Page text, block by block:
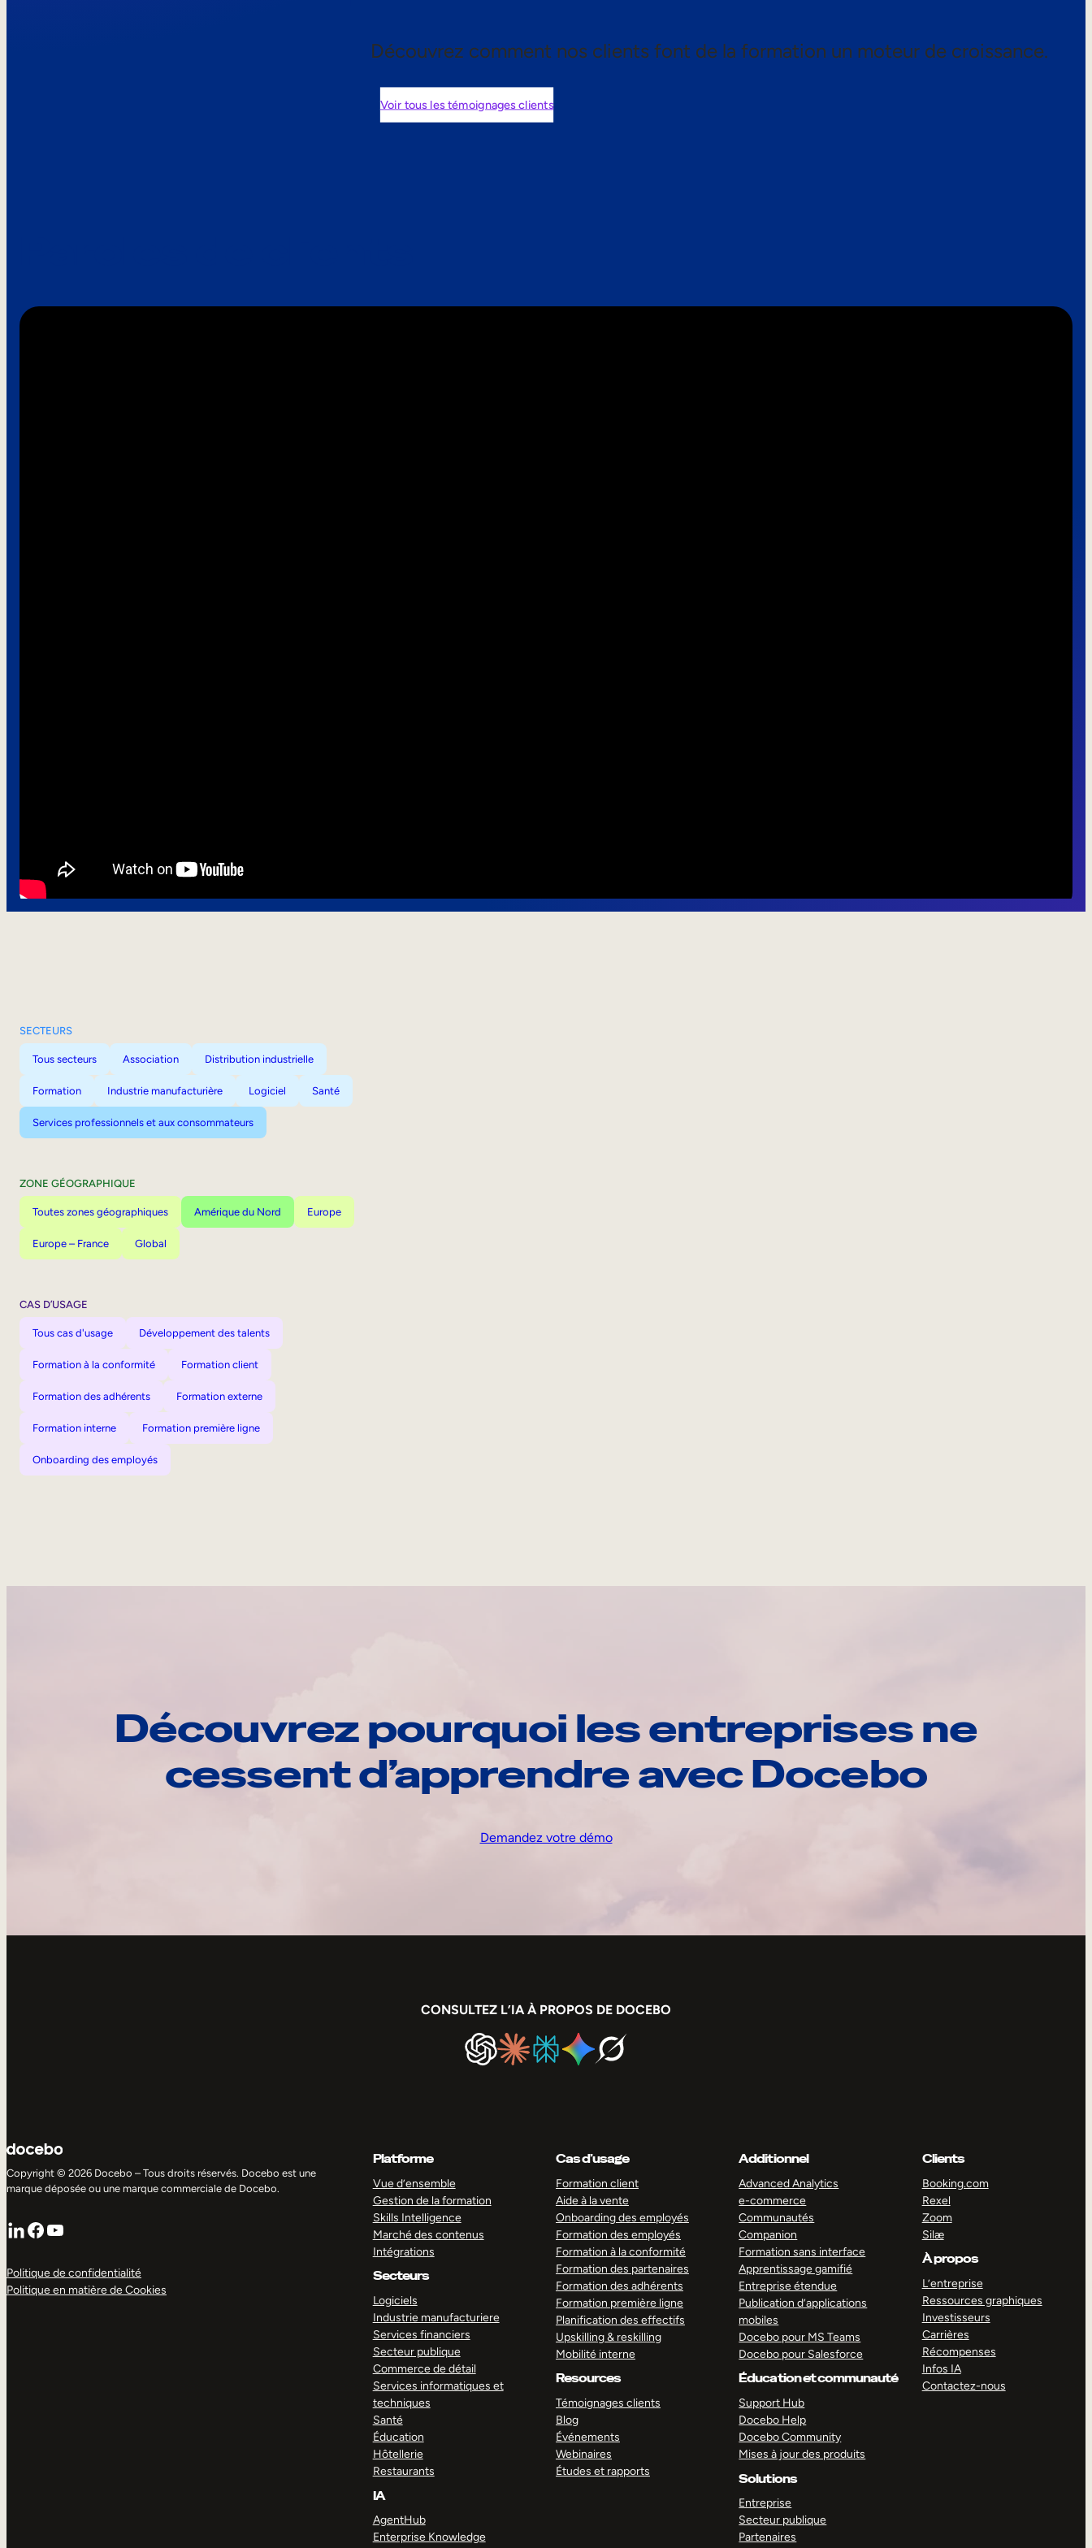
Découvrez comment nos clients font de la formation un moteur de croissance.
Voir tous les témoignages clients
SECTEURS
Tous secteurs Association Distribution industrielle
Formation Industrie manufacturière Logiciel Santé
Services professionnels et aux consommateurs
ZONE GÉOGRAPHIQUE
Toutes zones géographiques Amérique du Nord Europe
Europe – France Global
CAS D’USAGE
Tous cas d'usage Développement des talents
Formation à la conformité Formation client
Formation des adhérents Formation externe
Formation interne Formation première ligne
Onboarding des employés
Découvrez pourquoi les entreprises ne
cessent d’apprendre avec Docebo
Demandez votre démo
CONSULTEZ L’IA À PROPOS DE DOCEBO
Copyright © 2026 Docebo – Tous droits réservés. Docebo est une
marque déposée ou une marque commerciale de Docebo.
LinkedIn
Facebook
YouTube
Politique de confidentialité
Politique en matière de Cookies
Platforme
Vue d’ensemble
Gestion de la formation
Skills Intelligence
Marché des contenus
Intégrations
Secteurs
Logiciels
Industrie manufacturiere
Services financiers
Secteur publique
Commerce de détail
Services informatiques et
techniques
Santé
Éducation
Hôtellerie
Restaurants
IA
AgentHub
Enterprise Knowledge
Cas d’usage
Formation client
Aide à la vente
Onboarding des employés
Formation des employés
Formation à la conformité
Formation des partenaires
Formation des adhérents
Formation première ligne
Planification des effectifs
Upskilling & reskilling
Mobilité interne
Resources
Témoignages clients
Blog
Événements
Webinaires
Études et rapports
Additionnel
Advanced Analytics
e-commerce
Communautés
Companion
Formation sans interface
Apprentissage gamifié
Entreprise étendue
Publication d’applications
mobiles
Docebo pour MS Teams
Docebo pour Salesforce
Éducation et communauté
Support Hub
Docebo Help
Docebo Community
Mises à jour des produits
Solutions
Entreprise
Secteur publique
Partenaires
Clients
Booking.com
Rexel
Zoom
Silæ
À propos
L’entreprise
Ressources graphiques
Investisseurs
Carrières
Récompenses
Infos IA
Contactez-nous